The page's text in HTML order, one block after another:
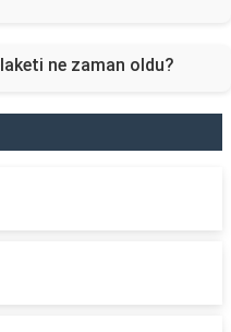
ne zaman oldu?